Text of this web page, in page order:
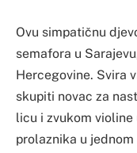
Ovu simpatičnu
semafora u
Hercegovine. Svira
skupiti novac za
licu i zvukom
prolaznika u